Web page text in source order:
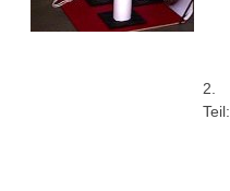
2.
Teil: